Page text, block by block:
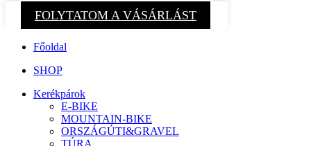
FOLYTATOM A VÁSÁRLÁST
Főoldal
SHOP
Kerékpárok
E-BIKE
MOUNTAIN-BIKE
ORSZÁGÚTI&GRAVEL
TÚRA